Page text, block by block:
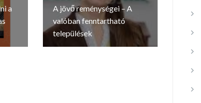
a
A jövő reménységei – A
valóban fenntartható
települések